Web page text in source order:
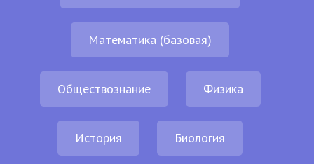
Математика (базовая)
Обществознание Физика
История Биология